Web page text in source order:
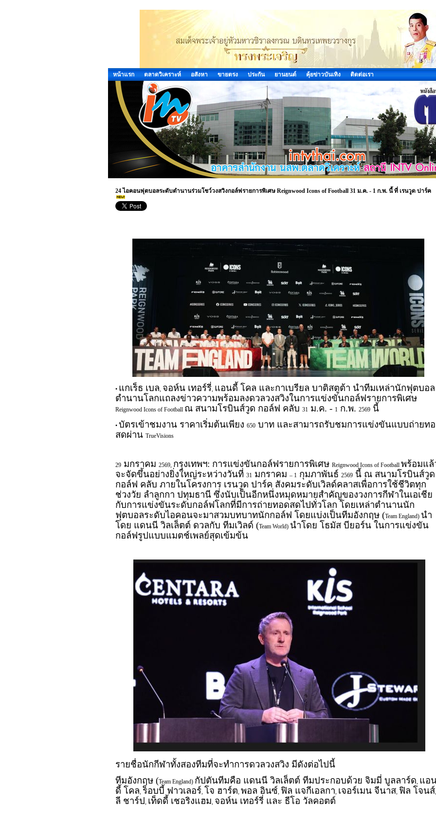
หน้าแรก ตลาดวิเคราะห์ อสังหา ขายตรง ประกัน ยานยนต์ คุ้ยข่าวบันเทิง ติดต่อเรา
24 ไอคอนฟุตบอลระดับตำนานร่วมโชว์วงสวิงกอล์ฟรายการพิเศษ Reignwood Icons of Football 31 ม.ค. - 1 ก.พ. นี้ ที่ เรนวูด ปาร์ค
• แกเร็ธ เบล, จอห์น เทอร์รี่, แอนดี้ โคล และกาเบรียล บาติสตูต้า นำทีมเหล่านักฟุตบอล
ตำนานโลกแถลงข่าวความพร้อมลงดวลวงสวิงในการแข่งขันกอล์ฟรายการพิเศษ
Reignwood Icons of Football ณ สนามโรบินส์วูด กอล์ฟ คลับ 31 ม.ค. - 1 ก.พ. 2569 นี้
• บัตรเข้าชมงาน ราคาเริ่มต้นเพียง 650 บาท และสามารถรับชมการแข่งขันแบบถ่ายท
สดผ่าน TrueVisions
29 มกราคม 2569, กรุงเทพฯ: การแข่งขันกอล์ฟรายการพิเศษ Reignwood Icons of Football พร้อมแล้
จะจัดขึ้นอย่างยิ่งใหญ่ระหว่างวันที่ 31 มกราคม – 1 กุมภาพันธ์ 2569 นี้ ณ สนามโรบินส์วูด
กอล์ฟ คลับ ภายในโครงการ เรนวูด ปาร์ค สังคมระดับเวิลด์คลาสเพื่อการใช้ชีวิตทุก
ช่วงวัย ลำลูกกา ปทุมธานี ซึ่งนับเป็นอีกหนึ่งหมุดหมายสำคัญของวงการกีฬาในเอเชีย
กับการแข่งขันระดับกอล์ฟโลกที่มีการถ่ายทอดสดไปทั่วโลก โดยเหล่าตำนานนัก
ฟุตบอลระดับไอคอนจะมาสวมบทบาทนักกอล์ฟ โดยแบ่งเป็นทีมอังกฤษ (Team England) นำ
โดย แดนนี วิลเล็ตต์ ดวลกับ ทีมเวิลด์ (Team World) นำโดย โธมัส บียอร์น ในการแข่งขัน
กอล์ฟรูปแบบแมตช์เพลย์สุดเข้มข้น
รายชื่อนักกีฬาทั้งสองทีมที่จะทำการดวลวงสวิง มีดังต่อไปนี้
ทีมอังกฤษ (Team England) กัปตันทีมคือ แดนนี วิลเล็ตต์ ทีมประกอบด้วย จิมมี่ บูลลาร์ด, แอ
ดี้ โคล, ร็อบบี้ ฟาวเลอร์, โจ ฮาร์ต, พอล อินซ์, ฟิล แจกีเอลกา, เจอร์เมน จีนาส, ฟิล โจนส์,
ลี ชาร์ป, เท็ดดี้ เชอริงแฮม, จอห์น เทอร์รี่ และ ธีโอ วัลคอตต์